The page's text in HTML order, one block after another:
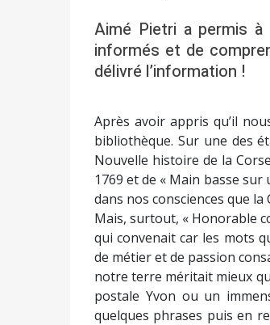
Aimé Pietri a permis à
informés et de
délivré l’information !
Après avoir appris qu’il
bibliothèque. Sur une des
Nouvelle histoire de la
1769 et de « Main basse
dans nos consciences que
Mais, surtout, « Honorable
qui convenait car les mots
de métier et de passion
notre terre méritait mieux
postale Yvon ou un
quelques phrases puis en